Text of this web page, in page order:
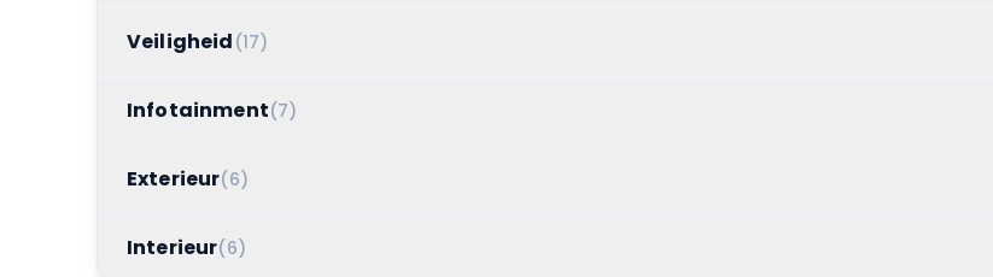
Veiligheid (17)
Infotainment(7)
Exterieur(6)
Interieur(6)